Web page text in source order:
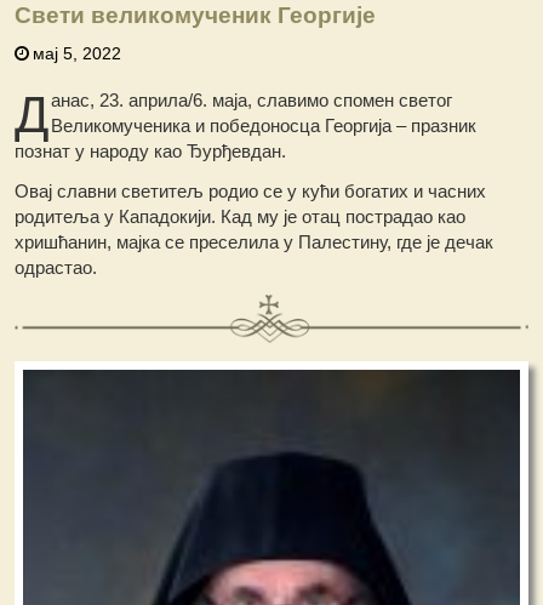
Свети великомученик Георгије
мај 5, 2022
Данас, 23. априла/6. маја, славимо спомен светог
Великомученика и победоносца Георгија – празник
познат у народу као Ђурђевдан.
Овај славни светитељ родио се у кући богатих и часних
родитеља у Кападокији. Кад му је отац пострадао као
хришћанин, мајка се преселила у Палестину, где је дечак
одрастао.